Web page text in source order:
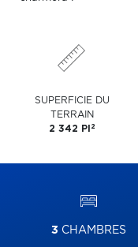
SUPERFICIE DU
TERRAIN
2 342 PI 2
3 CHAMBRES